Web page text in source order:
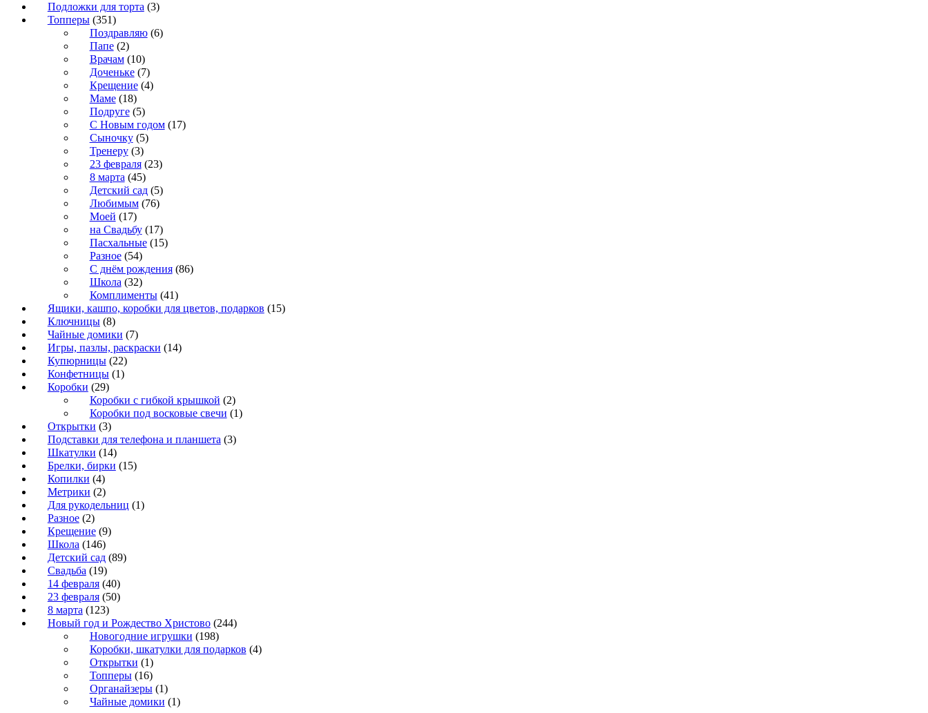
Подложки для торта (3)
Топперы (351)
Поздравляю (6)
Папе (2)
Врачам (10)
Доченьке (7)
Крещение (4)
Маме (18)
Подруге (5)
С Новым годом (17)
Сыночку (5)
Тренеру (3)
23 февраля (23)
8 марта (45)
Детский сад (5)
Любимым (76)
Моей (17)
на Свадьбу (17)
Пасхальные (15)
Разное (54)
С днём рождения (86)
Школа (32)
Комплименты (41)
Ящики, кашпо, коробки для цветов, подарков (15)
Ключницы (8)
Чайные домики (7)
Игры, пазлы, раскраски (14)
Купюрницы (22)
Конфетницы (1)
Коробки (29)
Коробки с гибкой крышкой (2)
Коробки под восковые свечи (1)
Открытки (3)
Подставки для телефона и планшета (3)
Шкатулки (14)
Брелки, бирки (15)
Копилки (4)
Метрики (2)
Для рукодельниц (1)
Разное (2)
Крещение (9)
Школа (146)
Детский сад (89)
Свадьба (19)
14 февраля (40)
23 февраля (50)
8 марта (123)
Новый год и Рождество Христово (244)
Новогодние игрушки (198)
Коробки, шкатулки для подарков (4)
Открытки (1)
Топперы (16)
Органайзеры (1)
Чайные домики (1)